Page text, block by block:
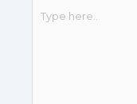
here..